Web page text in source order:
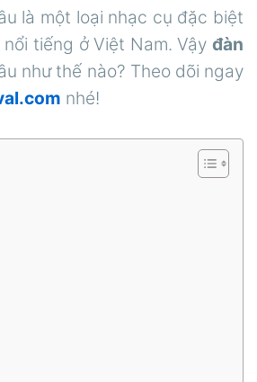
là một loại nhạc cụ đặc biệt
tiếng ở Việt Nam. Vậy đàn
như thế nào? Theo dõi ngay
nhé!